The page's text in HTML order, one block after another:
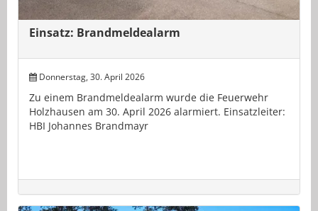
Einsatz: Brandmeldealarm
Donnerstag, 30. April 2026
Zu einem Brandmeldealarm wurde die Feuerwehr
Holzhausen am 30. April 2026 alarmiert. Einsatzleiter:
HBI Johannes Brandmayr